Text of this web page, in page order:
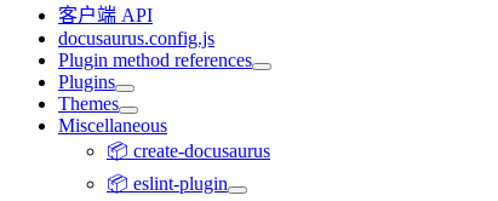
客户端 API
docusaurus.config.js
Plugin method references
Plugins
Themes
Miscellaneous
📦 create-docusaurus
📦 eslint-plugin